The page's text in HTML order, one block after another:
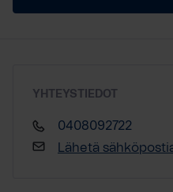
YHTEYSTIEDOT
0408092722
Lähetä